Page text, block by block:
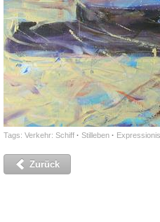
Tags: Verkehr: Schiff · Stilleben ·
Zurück